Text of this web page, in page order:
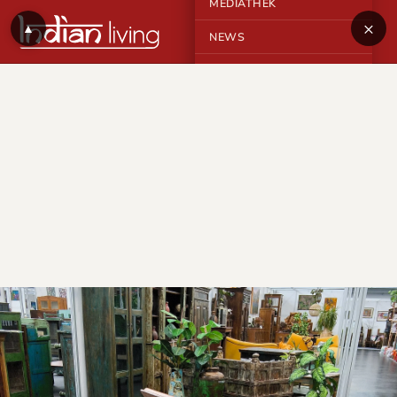
MEDIATHEK
NEWS ×
▲